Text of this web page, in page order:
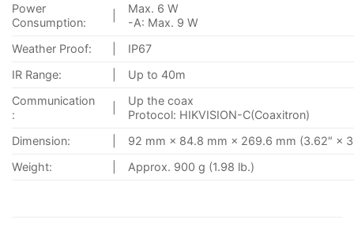
Power
Consumption:
Max. 6 W
-A: Max. 9 W
Weather Proof:
IP67
IR Range:
Up to 40m
Communication
:
Up the coax
Protocol: HIKVISION-C(Coaxitron)
Dimension:
92 mm × 84.8 mm × 269.6 mm (3.62″ ×
Weight:
Approx. 900 g (1.98 lb.)